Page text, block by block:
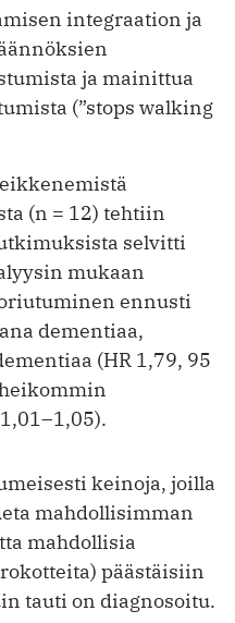
integraation ja
ja mainittua
(”stops walking
(n = 12) tehtiin
selvitti
mukaan
ennusti
dementiaa,
(HR 1,79, 95
keinoja, joilla
mahdollisimman
mahdollisia
päästäisiin
tauti on diagnosoitu.